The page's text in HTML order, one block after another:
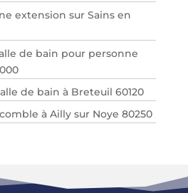
extension sur Sains en
de bain pour personne
de bain à Breteuil 60120
à Ailly sur Noye 80250